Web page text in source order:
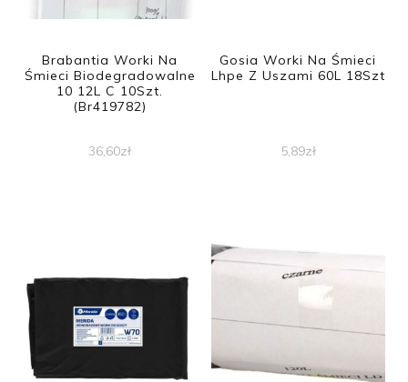
Brabantia Worki Na
Śmieci Biodegradowalne
10 12L C 10Szt.
(Br419782)
36,60zł
Gosia Worki Na Śmieci
Lhpe Z Uszami 60L 18Szt
5,89zł